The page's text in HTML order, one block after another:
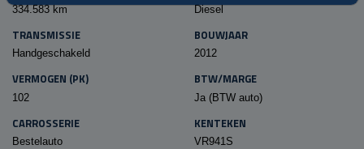
334.583 km Diesel
TRANSMISSIE
Handgeschakeld
BOUWJAAR
2012
VERMOGEN (PK)
102
BTW/MARGE
Ja (BTW auto)
CARROSSERIE
Bestelauto
KENTEKEN
VR941S